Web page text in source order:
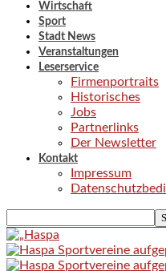
Wirtschaft
Sport
Stadt News
Veranstaltungen
Leserservice
Firmenportraits
Historisches
Jobs
Partnerlinks
Der Newsletter
Kontakt
Impressum